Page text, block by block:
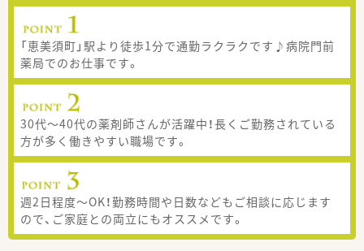
「恵美須町」駅より徒歩1分で通勤ラクラクです♪病院門前
薬局でのお仕事です。
30代～40代の薬剤師さんが活躍中！長くご勤務されている
方が多く働きやすい職場です。
週2日程度～OK！勤務時間や日数などもご相談に応じます
ので、ご家庭との両立にもオススメです。